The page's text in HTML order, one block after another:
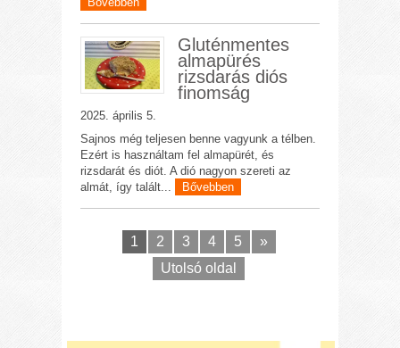
Gluténmentes
almapürés
rizsdarás diós
finomság
2025. április 5.
Sajnos még teljesen benne vagyunk a télben.
Ezért is használtam fel almapürét, és
rizsdarát és diót. A dió nagyon szereti az
almát, így talált...
Bővebben
1 2 3 4 5
»
Utolsó oldal